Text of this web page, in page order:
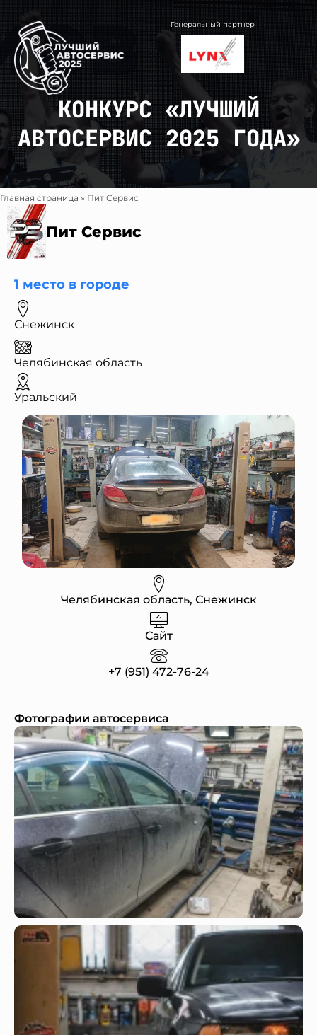
содержимому
Генеральный партнер
КОНКУРС «ЛУЧШИЙ
АВТОСЕРВИС 2025 ГОДА»
Главная страница » Пит Сервис
Пит Сервис
1 место в городе
Снежинск
Челябинская область
Уральский
Челябинская область, Снежинск
Сайт
+7 (951) 472-76-24
Фотографии автосервиса